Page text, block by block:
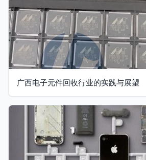
广西电子元件回收行业的实践与展望